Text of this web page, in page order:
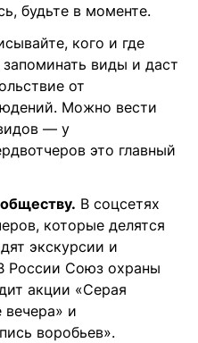
будьте в моменте.
кого и где
виды и даст
от
Можно вести
— у
это главный
В соцсетях
которые делятся
экскурсии и
России Союз охраны
акции «Серая
и
воробьев».